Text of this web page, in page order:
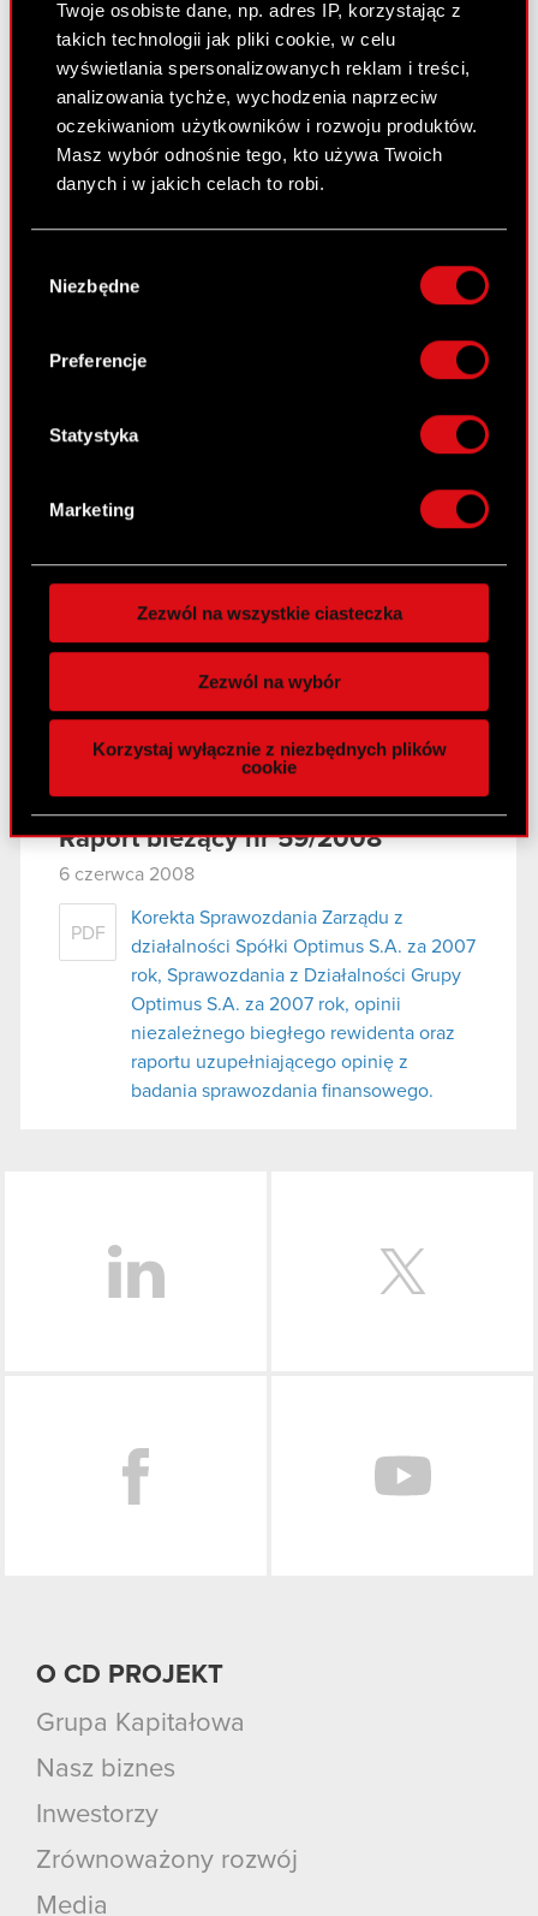
Twoje osobiste dane, np. adres IP, korzystając z
takich technologii jak pliki cookie, w celu
wyświetlania spersonalizowanych reklam i treści,
analizowania tychże, wychodzenia naprzeciw
oczekiwaniom użytkowników i rozwoju produktów.
Masz wybór odnośnie tego, kto używa Twoich
danych i w jakich celach to robi.
lokalizacji geograficznej z dokładnością nawet
Identyfikować Twoje urządzenie, aktywnie
analizując charakteryzującego je zbiory
palca)
osobiste dane są przetwarzane oraz ustaw własne
preferencje w
. W Deklaracji
zgodę w dowolnej chwili.
Wykorzystujemy pliki cookie do
funkcje społecznościowe i analizować ruch w
naszej witrynie. Informacje o tym, jak korzystasz
z naszej witryny, udostępniamy partnerom
Partnerzy mogą połączyć te informacje z innymi
danymi otrzymanymi od Ciebie lub uzyskanymi
podczas korzystania z ich usług. Kontynuując
używanie plików cookie.
zgody
Niezbędne
Preferencje
Statystyka
Marketing
Zezwól na wszystkie ciasteczka
Zezwól na wybór
Korzystaj wyłącznie z niezbędnych plików
cookie
Raport bieżący nr 63/2008
19 czerwca 2008
PDF
Realizacja postanowień umowy
strategicznej w części korporacyjnej
Postanowienie Sądu Rejonowego w
ZATRA S.A. o upadłości OPTIMUS S.A.
Raport bieżący nr 61/2008
Projekty uchwał Zwyczajnego Walnego
Raport bieżący nr 60/2008
Informacja o Zwołaniu Zwyczajnego
Walnego Zgromadzenia Spólki
Raport bieżący nr 59/2008
6 czerwca 2008
PDF
Korekta Sprawozdania Zarządu z
działalności Spółki Optimus S.A. za 2007
rok, Sprawozdania z Działalności Grupy
Optimus S.A. za 2007 rok, opinii
niezależnego biegłego rewidenta oraz
raportu uzupełniającego opinię z
badania sprawozdania finansowego.
O CD PROJEKT
Grupa Kapitałowa
Nasz biznes
Inwestorzy
Zrównoważony rozwój
Media